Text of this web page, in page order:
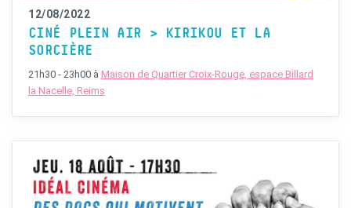
12/08/2022
CINÉ PLEIN AIR > KIRIKOU ET LA
SORCIÈRE
21h30 - 23h00 à Maison de Quartier Croix-Rouge, espace Billard
la Nacelle, Reims